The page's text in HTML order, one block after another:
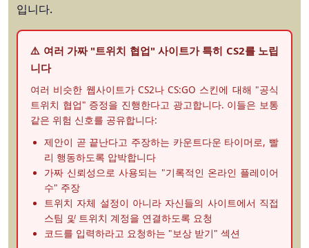
입니다.
⚠️ 여러 가짜 "트위치 협업" 사이트가 특히 CS2를 노립
니다
여러 비슷한 웹사이트가 CS2나 CS:GO 스킨에 대해 "공식
트위치 협업" 증정을 진행한다고 광고합니다. 이들은 보통
같은 위험 신호를 공유합니다:
제안이 곧 끝난다고 주장하는 카운트다운 타이머로, 빨
리 행동하도록 압박합니다
가짜 신뢰성으로 사용되는 "기록적인 온라인 플레이어
수" 주장
트위치 자체 설정이 아니라 자신들의 사이트에서 직접
스팀 및 트위치 계정을 연결하도록 요청
코드를 입력하라고 요청하는 "보상 받기" 섹션